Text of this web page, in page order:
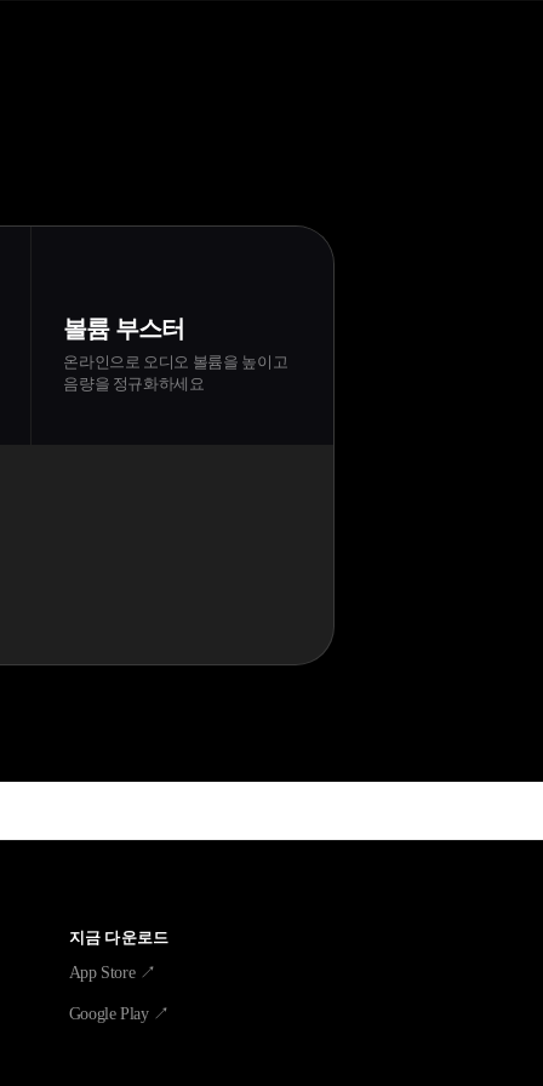
볼륨 부스터
온라인으로 오디오 볼륨을 높이고
음량을 정규화하세요
지금 다운로드
App Store ↗
Google Play ↗